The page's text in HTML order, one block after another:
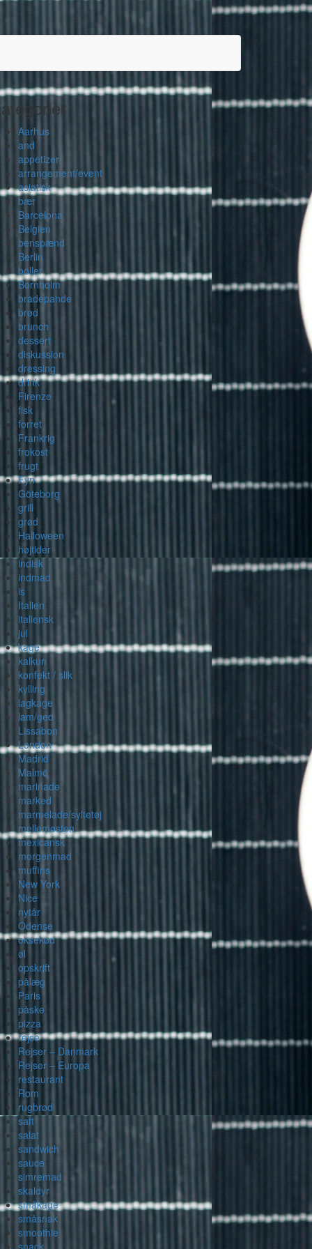
Aarhus
and
appetizer
arrangement/event
asiatisk
bær
Barcelona
Belgien
benspænd
Berlin
boller
Bornholm
bradepande
brød
brunch
dessert
diskussion
dressing
drink
Firenze
fisk
forret
Frankrig
frokost
frugt
Fyn
Göteborg
grill
grød
Halloween
højtider
indisk
indmad
is
Italien
italiensk
jul
kage
kalkun
konfekt / slik
kylling
lagkage
lam/ged
Lissabon
London
Madrid
Malmö
marinade
marked
marmelade/syltetøj
mellemøsten
mexicansk
morgenmad
muffins
New York
Nice
nytår
Odense
oksekød
øl
opskrift
pålæg
Paris
påske
pizza
rejse
Rejser – Danmark
Rejser – Europa
restaurant
Rom
rugbrød
saft
salat
sandwich
sauce
simremad
skaldyr
småkage
småsnak
smoothie
snack